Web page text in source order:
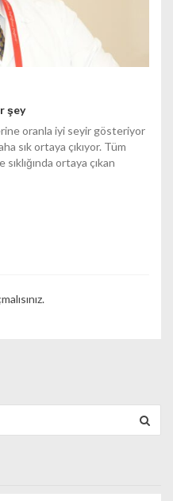
şey
oranla iyi seyir gösteriyor
sık ortaya çıkıyor. Tüm
ortaya çıkan
.